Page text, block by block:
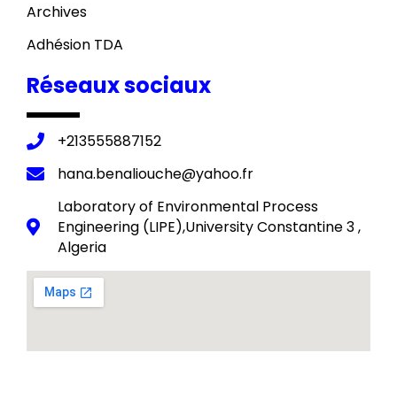
Archives
Adhésion TDA
Réseaux sociaux
+213555887152
hana.benaliouche@yahoo.fr
Laboratory of Environmental Process
Engineering (LIPE),University Constantine 3 ,
Algeria